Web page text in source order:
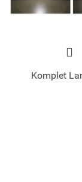
Komplet